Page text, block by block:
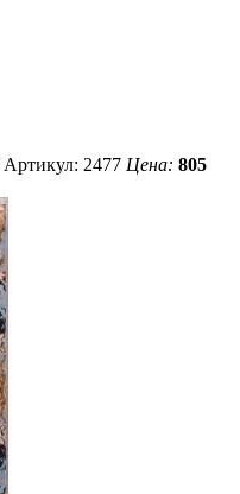
Артикул: 2477 Цена: 805